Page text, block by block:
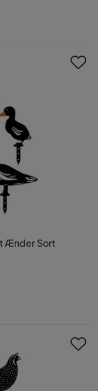
Ænder Sort